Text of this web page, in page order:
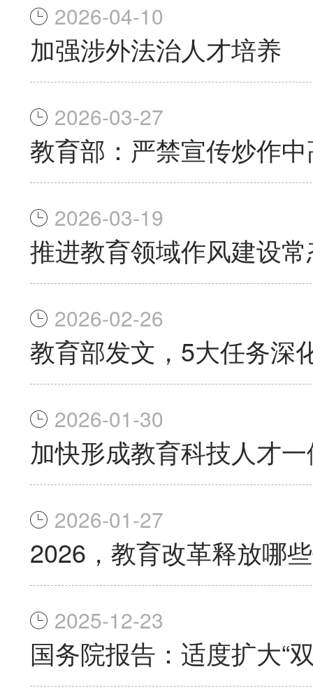
2026-04-10
加强涉外法治人才培养
2026-03-27
教育部：严禁宣传炒作
2026-03-19
推进教育领域作风建设
2026-02-26
教育部发文，5大任务深
2026-01-30
加快形成教育科技人才
2026-01-27
2026，教育改革释放哪
2025-12-23
国务院报告：适度扩大“